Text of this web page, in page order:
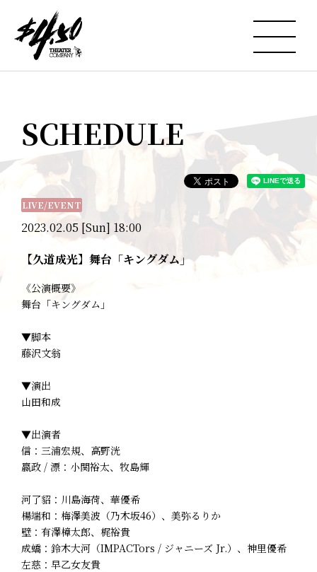
SCHEDULE
2023.02.05 [Sun] 18:00
LIVE/EVENT
【久道成光】舞台「キングダム」
《公演概要》
舞台「キングダム」
▼脚本
藤沢文翁
▼演出
山田和成
▼出演者
信：三浦宏規、高野洸
嬴政 / 漂：小関裕太、牧島輝
河了貂：川島海荷、華優希
楊端和：梅澤美波（乃木坂46）、美弥るりか
壁：有澤樟太郎、梶裕貴
成蟜：鈴木大河（IMPACTors / ジャニーズ Jr.）、神里優希
左慈：早乙女友貴